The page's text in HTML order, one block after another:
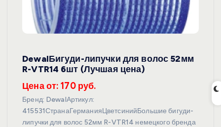
DewalБигуди-липучки для волос 52мм
R-VTR14 6шт (Лучшая цена)
Цена от: 170 руб.
Бренд: DewalАртикул:
415531СтранаГерманияЦветсинийБольшие бигуди-
липучки для волос 52мм R-VTR14 немецкого бренда